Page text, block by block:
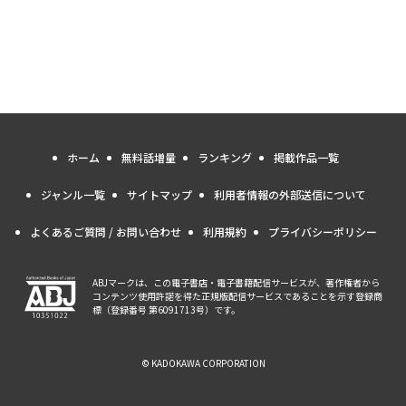
ホーム 無料話増量 ランキング 掲載作品一覧
ジャンル一覧 サイトマップ 利用者情報の外部送信について
よくあるご質問 / お問い合わせ 利用規約 プライバシーポリシー
ABJマークは、この電子書店・電子書籍配信サービスが、著作権者から
コンテンツ使用許諾を得た正規版配信サービスであることを示す登録商
標（登録番号 第6091713号）です。
© KADOKAWA CORPORATION